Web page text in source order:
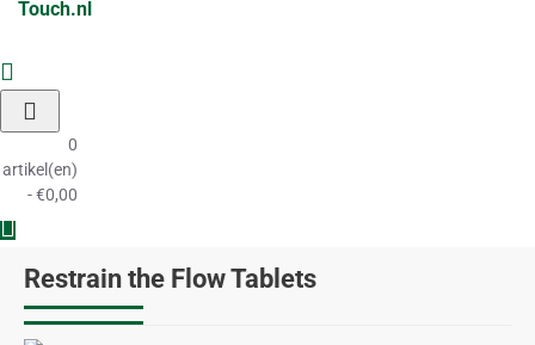
0
artikel(en)
- €0,00
Restrain the Flow Tablets